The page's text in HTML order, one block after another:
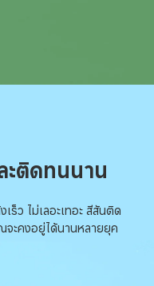
ะติดทนนาน
ร็ว ไม่เลอะเทอะ สีสันติด
ะคงอยู่ได้นานหลายยุค